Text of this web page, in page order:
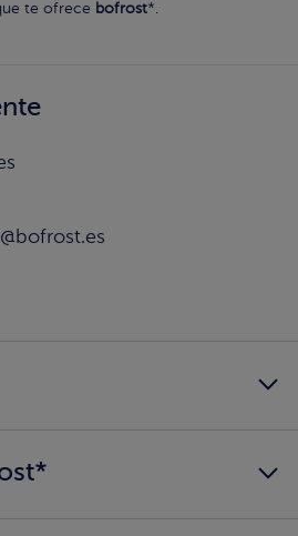
te ofrece bofrost*.